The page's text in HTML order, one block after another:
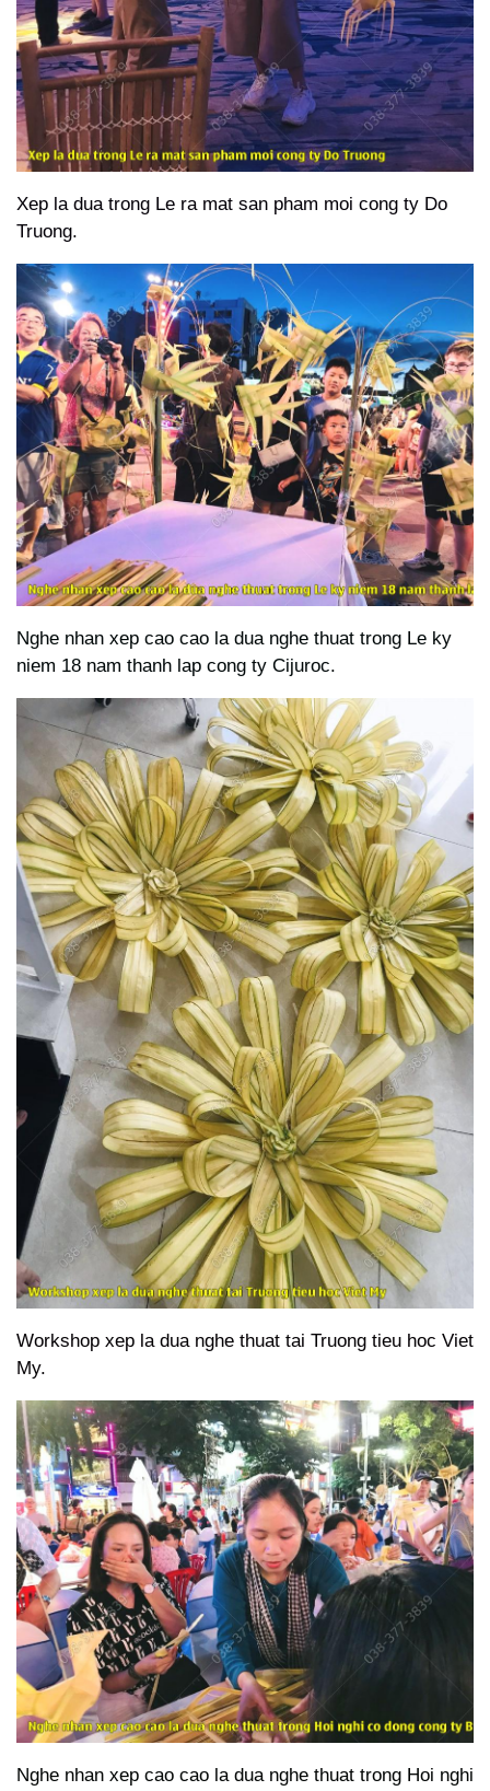
Xep la dua trong Le ra mat san pham moi cong ty Do
Truong.
Nghe nhan xep cao cao la dua nghe thuat trong Le ky
niem 18 nam thanh lap cong ty Cijuroc.
Workshop xep la dua nghe thuat tai Truong tieu hoc Viet
My.
Nghe nhan xep cao cao la dua nghe thuat trong Hoi nghi